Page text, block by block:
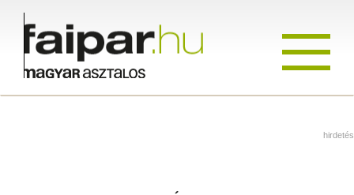
hirdetés